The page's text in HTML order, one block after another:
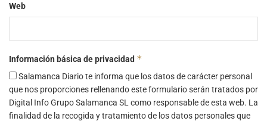
Web
Información básica de privacidad *
Salamanca Diario te informa que los datos de carácter personal
que nos proporciones rellenando este formulario serán tratados por
Digital Info Grupo Salamanca SL como responsable de esta web. La
finalidad de la recogida y tratamiento de los datos personales que